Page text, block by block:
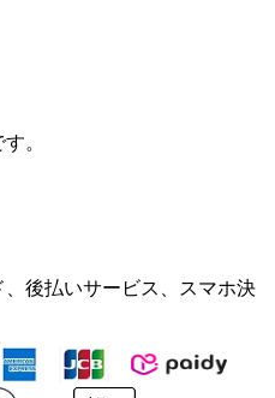
。
後払いサービス、スマホ決